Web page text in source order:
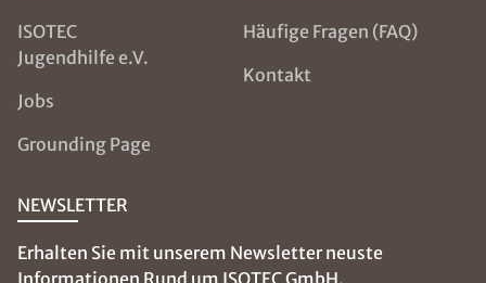
ISOTEC
Jugendhilfe e.V.
Jobs
Grounding Page
Häufige Fragen (FAQ)
Kontakt
NEWSLETTER
Erhalten Sie mit unserem Newsletter neuste
Informationen Rund um ISOTEC GmbH.